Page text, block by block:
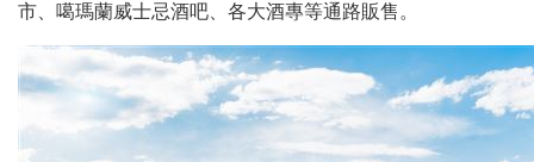
市、 噶瑪蘭威士忌酒吧、各大酒專等通路販售。